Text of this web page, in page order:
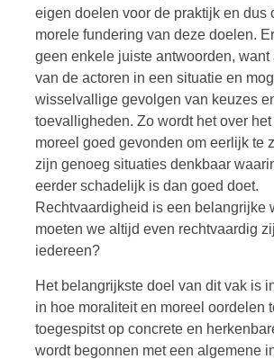
eigen doelen voor de praktijk en dus
morele fundering van deze doelen.
geen enkele juiste antwoorden,
van de actoren in een situatie en
wisselvallige gevolgen van keuzes
toevalligheden. Zo wordt het over
moreel goed gevonden om eerlijk te
zijn genoeg situaties denkbaar
eerder schadelijk is dan goed doet.
Rechtvaardigheid is een belangrijke
moeten we altijd even rechtvaardig
iedereen?
Het belangrijkste doel van dit vak is
in hoe moraliteit en moreel oordelen
toegespitst op concrete en
wordt begonnen met een algemene